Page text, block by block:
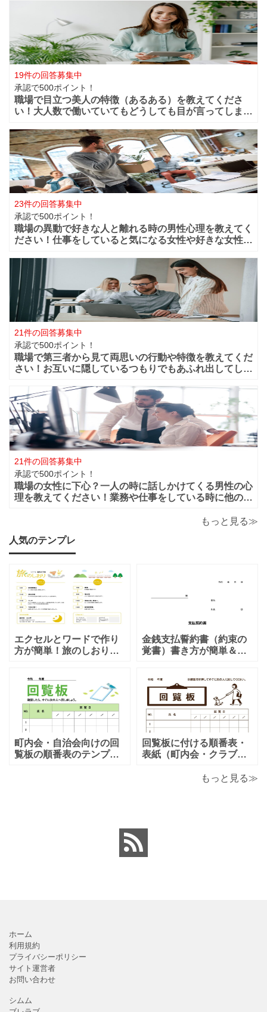
19件の回答募集中
承認で500ポイント！
職場で目立つ美人の特徴（あるある）を教えてくださ
い！大人数で働いていてもどうしても目が言ってしまう
ってしまうような美人は職場ではどの様な行動や特徴が
あるのでしょうか？ファッションセンスが良い
23件の回答募集中
承認で500ポイント！
職場の異動で好きな人と離れる時の男性心理を教えてく
ださい！仕事をしていると気になる女性や好きな女性な
仲良く過ごせたけど異動になってしまうと離れてしまい
ます。 男性的には好きな女性がいた場合は
21件の回答募集中
承認で500ポイント！
職場で第三者から見て両思いの行動や特徴を教えてくだ
さい！お互いに隠しているつもりでもあふれ出してしま
僚・上司から見ても、それって両想いじゃない？って行
動などってありますよね？ 第三者から見て
21件の回答募集中
承認で500ポイント！
職場の女性に下心？一人の時に話しかけてくる男性の心
理を教えてください！業務や仕事をしている時に他の人
かけてくるのは下心があるからでしょうか？恋愛的に好
もっと見る≫
人気のテンプレ
エクセルとワードで作り
方が簡単！旅のしおり
おすすめのテンプレート
となります。温泉旅行や
家族旅行など様々な用途
で、楽しく利用出来る旅
のしおりの素材となりま
す。ダウンロード後に簡
単に編集出来るエクセ
金銭支払誓約書（約束の
覚書）書き方が簡単＆項
す。シンプルな項目にな
りますので、利用用途に
より項目や内容を編集し
利用する事が可能です。
シンプルで簡易的な素材
となりますので、金銭支
払誓約書を作成時に用途
町内会・自治会向けの回
覧板の順番表のテンプレ
回覧板に付ける順番表・
表紙（町内会・クラブの
る「Excel・Word・
る「Excel・Word・
PDF」
もっと見る≫
ホーム
利用規約
プライバシーポリシー
サイト運営者
お問い合わせ
シムム